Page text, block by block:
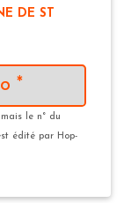
DE ST
*
le n° du
édité par Hop-